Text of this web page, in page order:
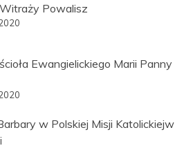
Powalisz
Ewangielickiego Marii Panny
w Polskiej Misji Katolickiejw